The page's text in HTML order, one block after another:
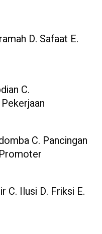
D. Safaat E.
C.
C. Pancingan
C. Ilusi D. Friksi E.